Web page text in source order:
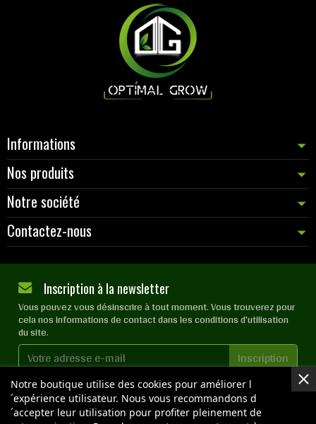
Informations
Nos produits
Notre société
Contactez-nous
Notre boutique utilise des cookies pour améliorer l
´expérience utilisateur. Nous vous recommandons d
´accepter leur utilisation pour profiter pleinement de
Inscription à la newsletter
Vous pouvez vous désinscrire à tout moment. Vous trouverez pour
cela nos informations de contact dans les conditions d'utilisation
du site.
J'accepte lesconditions généraleset lapolitique de
confidentialité